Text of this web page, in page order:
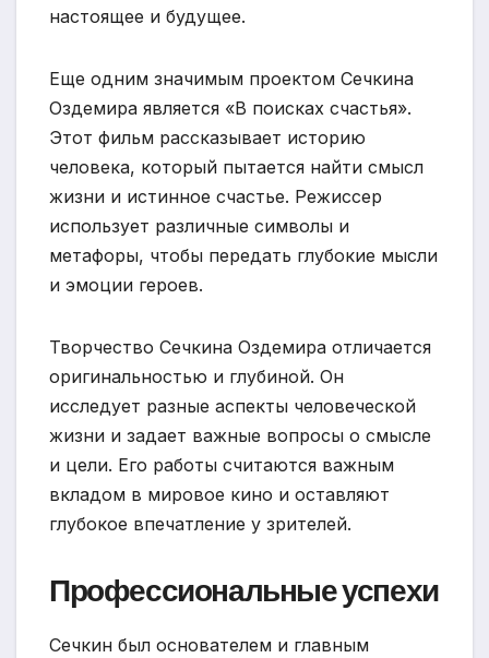
настоящее и будущее.
Еще одним значимым проектом Сечкина
Оздемира является «В поисках счастья».
Этот фильм рассказывает историю
человека, который пытается найти смысл
жизни и истинное счастье. Режиссер
использует различные символы и
метафоры, чтобы передать глубокие мысли
и эмоции героев.
Творчество Сечкина Оздемира отличается
оригинальностью и глубиной. Он
исследует разные аспекты человеческой
жизни и задает важные вопросы о смысле
и цели. Его работы считаются важным
вкладом в мировое кино и оставляют
глубокое впечатление у зрителей.
Профессиональные успехи
Сечкин был основателем и главным